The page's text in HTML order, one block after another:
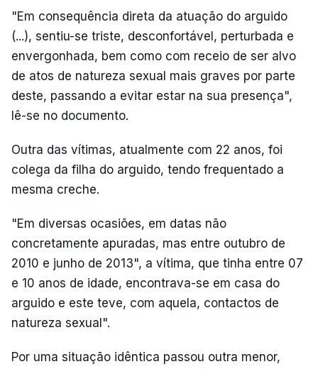
"Em consequência direta da atuação do arguido
(...), sentiu-se triste, desconfortável, perturbada e
envergonhada, bem como com receio de ser alvo
de atos de natureza sexual mais graves por parte
deste, passando a evitar estar na sua presença",
lê-se no documento.
Outra das vítimas, atualmente com 22 anos, foi
colega da filha do arguido, tendo frequentado a
mesma creche.
"Em diversas ocasiões, em datas não
concretamente apuradas, mas entre outubro de
2010 e junho de 2013", a vítima, que tinha entre 07
e 10 anos de idade, encontrava-se em casa do
arguido e este teve, com aquela, contactos de
natureza sexual".
Por uma situação idêntica passou outra menor,